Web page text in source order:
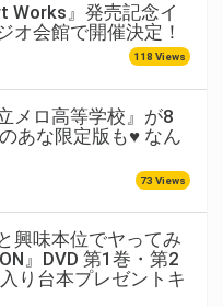
Works』発売記念イ
オ会館で開催決定！
118 Views
メロ高等学校』が8
あな限定版も♥ なん
73 Views
興味本位でヤってみ
』DVD 第1巻・第2
り台本プレゼントキ